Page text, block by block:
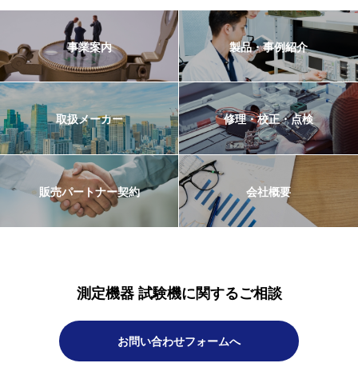
事業案内 製品・事例紹介
取扱メーカー 修理・校正・点検
販売パートナー契約 会社概要
測定機器 試験機に関するご相談
お問い合わせフォームへ